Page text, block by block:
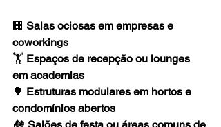
🏢 Salas ociosas em empresas e
coworkings
🏋️ Espaços de recepção ou lounges
em academias
🌳 Estruturas modulares em hortos e
condomínios abertos